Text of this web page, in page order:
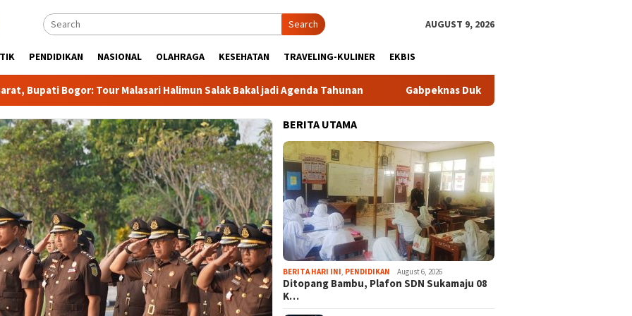
Search AUGUST 9, 2026
PENDIDIKAN NASIONAL OLAHRAGA KESEHATAN TRAVELING-KULINER EKBIS
Tour Malasari Halimun Salak Bakal jadi Agenda Tahunan Gabpeknas Dukung Ridwan Rusliadi Jadi Calon Ketua Kadin
BERITA UTAMA
BERITA HARI INI PENDIDIKAN August 6, 2026
Ditopang Bambu, Plafon SDN Sukamaju 08
K…